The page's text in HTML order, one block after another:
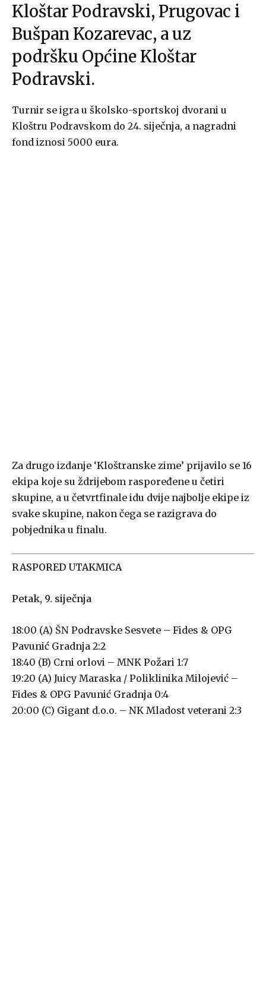
Kloštar Podravski, Prugovac i
Bušpan Kozarevac, a uz
podršku Općine Kloštar
Podravski.
Turnir se igra u školsko-sportskoj dvorani u
Kloštru Podravskom do 24. siječnja, a nagradni
fond iznosi 5000 eura.
Za drugo izdanje ‘Kloštranske zime’ prijavilo se 16
ekipa koje su ždrijebom raspoređene u četiri
skupine, a u četvrtfinale idu dvije najbolje ekipe iz
svake skupine, nakon čega se razigrava do
pobjednika u finalu.
RASPORED UTAKMICA
Petak, 9. siječnja
18:00 (A) ŠN Podravske Sesvete – Fides & OPG
Pavunić Gradnja 2:2
18:40 (B) Crni orlovi – MNK Požari 1:7
19:20 (A) Juicy Maraska / Poliklinika Milojević –
Fides & OPG Pavunić Gradnja 0:4
20:00 (C) Gigant d.o.o. – NK Mladost veterani 2:3